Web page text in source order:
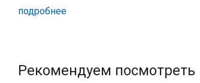
площадь до 120 м². В комплект поставки
Видеообзор
подробнее
Рекомендуем посмотреть